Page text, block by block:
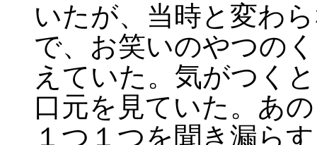
いたが、当時と変わ
で、お笑いのやつの
えていた。気がつく
口元を見ていた。あ
１つ１つを聞き漏ら